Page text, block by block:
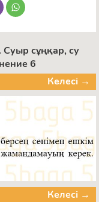
сұңқар, су
6
Келесі →
Келесі →